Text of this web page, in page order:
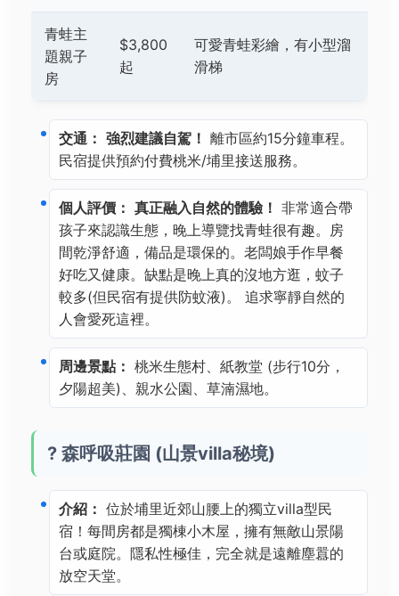
青蛙主
題親子
房
$3,800
起
可愛青蛙彩繪，有小型溜
滑梯
交通： 強烈建議自駕！ 離市區約15分鐘車程。
民宿提供預約付費桃米/埔里接送服務。
個人評價： 真正融入自然的體驗！ 非常適合帶
孩子來認識生態，晚上導覽找青蛙很有趣。房
間乾淨舒適，備品是環保的。老闆娘手作早餐
好吃又健康。缺點是晚上真的沒地方逛，蚊子
較多(但民宿有提供防蚊液)。 追求寧靜自然的
人會愛死這裡。
周邊景點： 桃米生態村、紙教堂 (步行10分，
夕陽超美)、親水公園、草湳濕地。
? 森呼吸莊園 (山景villa秘境)
介紹： 位於埔里近郊山腰上的獨立villa型民
宿！每間房都是獨棟小木屋，擁有無敵山景陽
台或庭院。隱私性極佳，完全就是遠離塵囂的
放空天堂。